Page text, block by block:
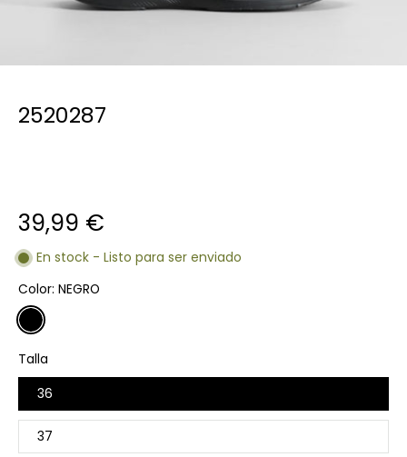
2520287
39,99 €
En stock - Listo para ser enviado
Color: NEGRO
Talla
36
37